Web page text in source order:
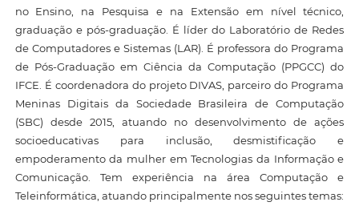
no Ensino, na Pesquisa e na Extensão em nível técnico,
graduação e pós-graduação. É líder do Laboratório de Redes
de Computadores e Sistemas (LAR). É professora do Programa
de Pós-Graduação em Ciência da Computação (PPGCC) do
IFCE. É coordenadora do projeto DIVAS, parceiro do Programa
Meninas Digitais da Sociedade Brasileira de Computação
(SBC) desde 2015, atuando no desenvolvimento de ações
socioeducativas para inclusão, desmistificação e
empoderamento da mulher em Tecnologias da Informação e
Comunicação. Tem experiência na área Computação e
Teleinformática, atuando principalmente nos seguintes temas: